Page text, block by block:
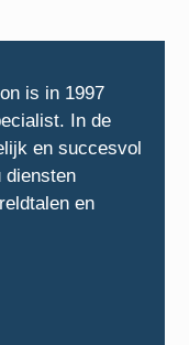
is in 1997
In de
en succesvol
diensten
en